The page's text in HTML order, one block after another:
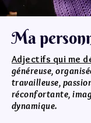
Ma
Adjectifs qui me
généreuse,
travailleuse,
réconfortante,
dynamique.